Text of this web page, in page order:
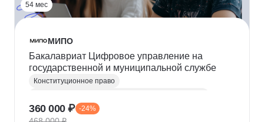
54 мес
МИПО
Бакалавриат Цифровое управление на
государственной и муниципальной службе
Конституционное право
Государственная служба
360 000 ₽ -24%